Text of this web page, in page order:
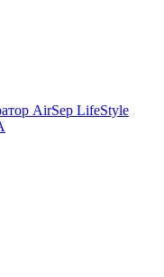
AirSep LifeStyle